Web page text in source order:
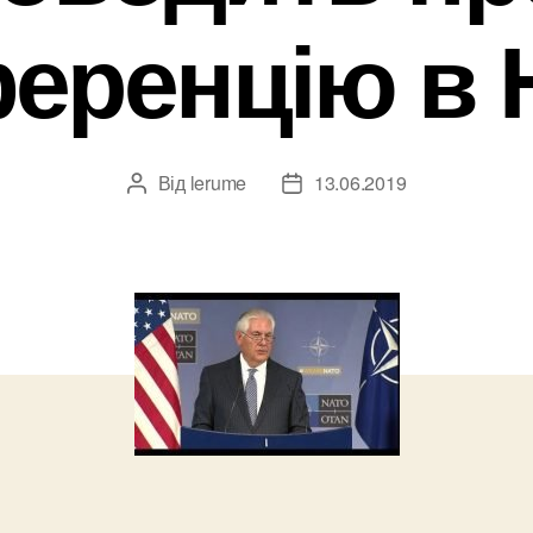
в
Автор
Від lerume
Дата13.06.2019